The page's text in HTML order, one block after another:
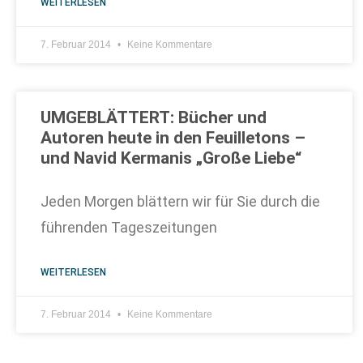
WEITERLESEN
7. Februar 2014 Keine Kommentare
UMGEBLÄTTERT: Bücher und
Autoren heute in den Feuilletons –
und Navid Kermanis „Große Liebe“
Jeden Morgen blättern wir für Sie durch die
führenden Tageszeitungen
WEITERLESEN
7. Februar 2014 Keine Kommentare